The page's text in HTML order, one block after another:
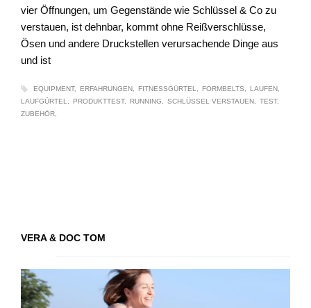
vier Öffnungen, um Gegenstände wie Schlüssel & Co zu
verstauen, ist dehnbar, kommt ohne Reißverschlüsse,
Ösen und andere Druckstellen verursachende Dinge aus
und ist
EQUIPMENT ERFAHRUNGEN FITNESSGÜRTEL FORMBELTS
LAUFEN
LAUFGÜRTEL
PRODUKTTEST RUNNING SCHLÜSSEL VERSTAUEN
TEST
ZUBEHÖR
VERA & DOC TOM